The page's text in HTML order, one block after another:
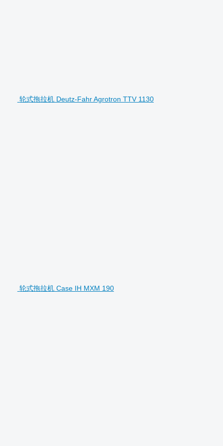
轮式拖拉机 Deutz-Fahr Agrotron TTV 1130
轮式拖拉机 Case IH MXM 190